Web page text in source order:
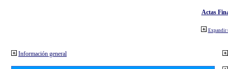
Actas
Expandir
Información general